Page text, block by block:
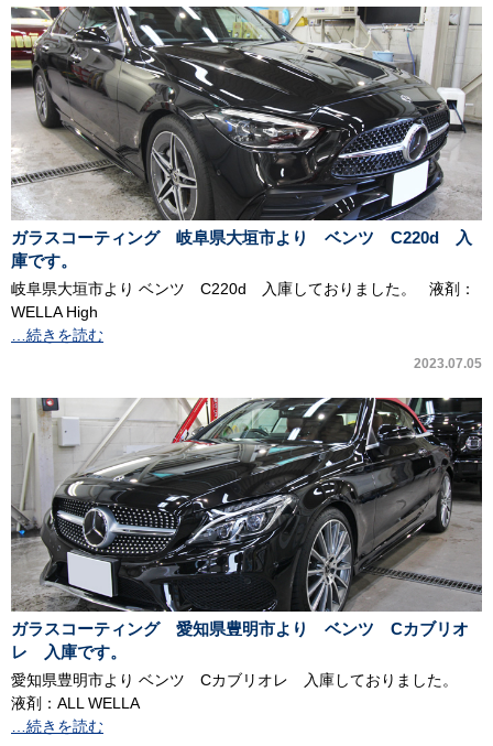
ガラスコーティング 岐阜県大垣市より ベンツ C220d 入
庫です。
岐阜県大垣市より ベンツ C220d 入庫しておりました。 液剤：
WELLA High
…続きを読む
2023.07.05
ガラスコーティング 愛知県豊明市より ベンツ Cカブリオ
レ 入庫です。
愛知県豊明市より ベンツ Cカブリオレ 入庫しておりました。
液剤：ALL WELLA
…続きを読む